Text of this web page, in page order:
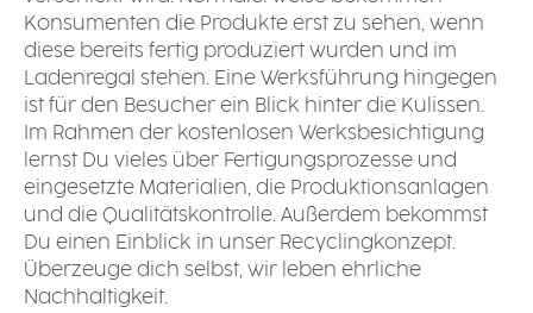
Konsumenten die Produkte erst zu sehen, wenn
diese bereits fertig produziert wurden und im
Ladenregal stehen. Eine Werksführung hingegen
ist für den Besucher ein Blick hinter die Kulissen.
Im Rahmen der kostenlosen Werksbesichtigung
lernst Du vieles über Fertigungsprozesse und
eingesetzte Materialien, die Produktionsanlagen
und die Qualitätskontrolle. Außerdem bekommst
Du einen Einblick in unser Recyclingkonzept.
Überzeuge dich selbst, wir leben ehrliche
Nachhaltigkeit.